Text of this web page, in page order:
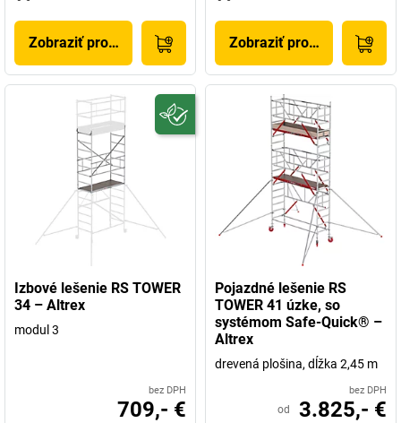
Zobraziť produkt Zobraziť produkt
Izbové lešenie RS TOWER
34 – Altrex
modul 3
bez DPH
709,- €
Pojazdné lešenie RS
TOWER 41 úzke, so
systémom Safe-Quick® –
Altrex
drevená plošina, dĺžka 2,45 m
bez DPH
od 3.825,- €